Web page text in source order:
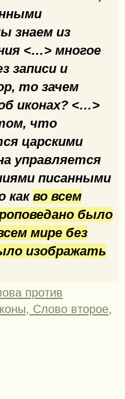
знаем из
<…> многое
записи и
то зачем
иконах? <…>
что
царскими
управляется
писанными
как во всем
было
мире без
изображать
против
Слово второе,